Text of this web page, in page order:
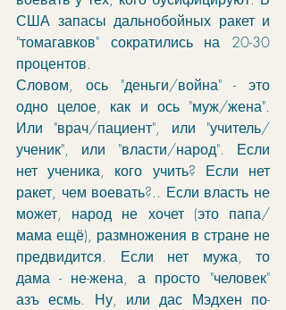
США запасы дальнобойных ракет и
"томагавков" сократились на 20-30
процентов.
Словом, ось "деньги/война" - это
одно целое, как и ось "муж/жена".
Или "врач/пациент", или "учитель/
ученик", или "власти/народ". Если
нет ученика, кого учить? Если нет
ракет, чем воевать?.. Если власть не
может, народ не хочет (это папа/
мама ещё), размножения в стране не
предвидится. Если нет мужа, то
дама - не-жена, а просто "человек"
азъ есмь. Ну, или дас Мэдхен по-